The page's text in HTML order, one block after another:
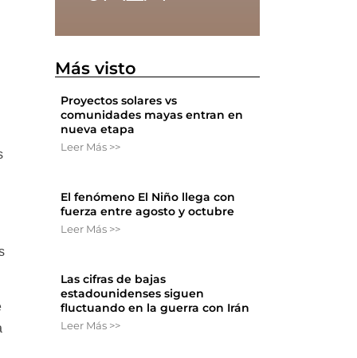
Más visto
Proyectos solares vs
comunidades mayas entran en
nueva etapa
Leer Más >>
El fenómeno El Niño llega con
fuerza entre agosto y octubre
Leer Más >>
Las cifras de bajas
estadounidenses siguen
fluctuando en la guerra con Irán
Leer Más >>